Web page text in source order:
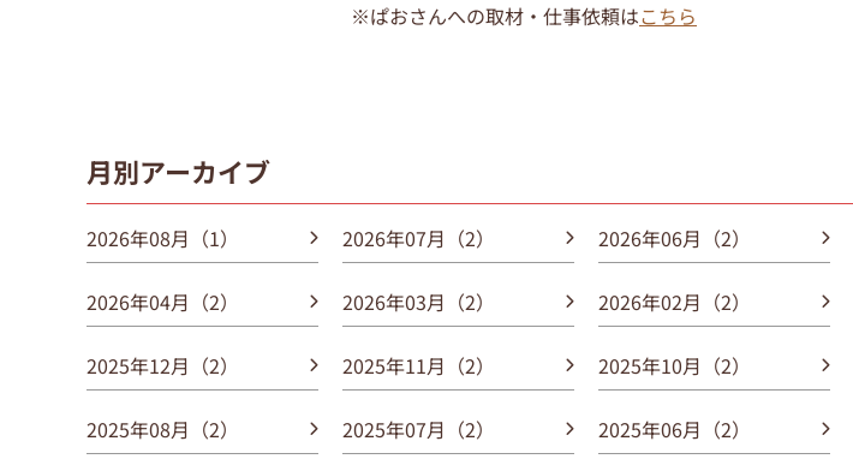
※ぱおさんへの取材・仕事依頼はこちら
月別アーカイブ
2026年08月（1） 2026年07月（2） 2026年06月（2）
2026年04月（2） 2026年03月（2） 2026年02月（2）
2025年12月（2） 2025年11月（2） 2025年10月（2）
2025年08月（2） 2025年07月（2） 2025年06月（2）